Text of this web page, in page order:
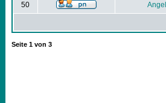
50
Seite 1 von 3